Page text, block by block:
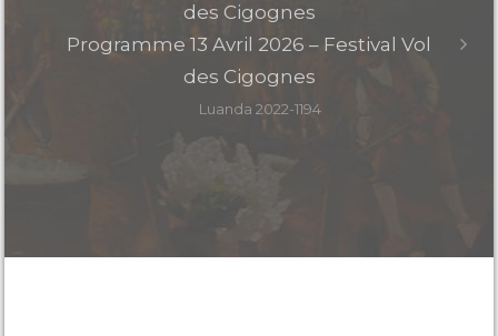
des Cigognes
Programme 13 Avril 2026 – Festival Vol
des Cigognes
Luanda 2022-1194